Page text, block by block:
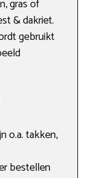
gras of
& dakriet.
gebruikt
o.a. takken,
bestellen